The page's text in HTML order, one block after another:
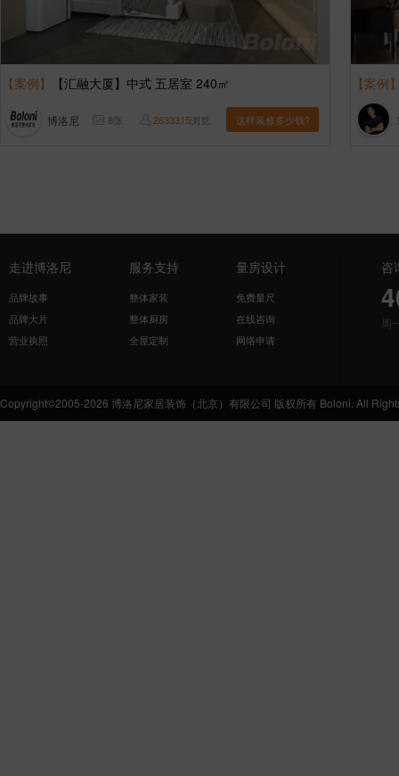
【案例】 【汇融大厦】中式 五居室 240㎡
博洛尼 8张 2633315浏览 这样装修多少钱?
【案例
走进博洛尼
品牌故事
品牌大片
营业执照
服务支持
整体家装
整体厨房
全屋定制
量房设计
免费量尺
在线咨询
网络申请
咨
周
Copyright©2005-2026 博洛尼家居装饰（北京）有限公司 版权所有 Boloni. All